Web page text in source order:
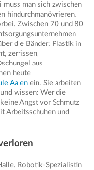
muss man sich zwischen
hindurchmanövrieren.
Zwischen 70 und 80
die Bänder: Plastik in
zerrissen,
aus
heute
Aalen ein. Sie arbeiten
und wissen: Wer die
Angst vor Schmutz
Arbeitsschuhen und
Robotik-Spezialistin